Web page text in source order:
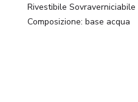
Rivestibile
Composizione: base acqua